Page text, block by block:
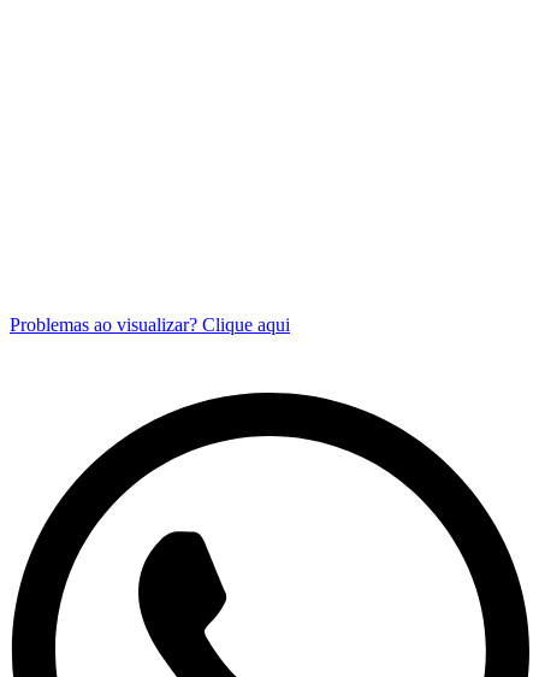
Problemas ao visualizar? Clique aqui